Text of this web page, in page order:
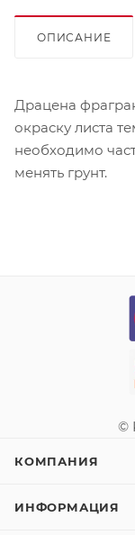
ОПИСАНИЕ
Драцена
окраску листа
необходимо
менять грунт.
©
КОМПАНИЯ
ИНФОРМАЦИЯ